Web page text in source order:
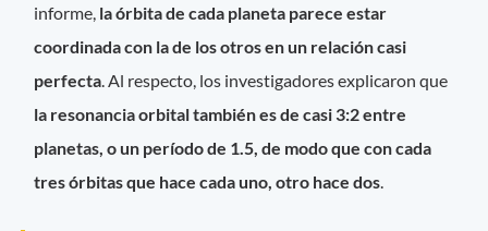
informe, la órbita de cada planeta parece estar
coordinada con la de los otros en un relación casi
perfecta . Al respecto, los investigadores explicaron que
la resonancia orbital también es de casi 3:2 entre
planetas, o un período de 1.5, de modo que con cada
tres órbitas que hace cada uno, otro hace dos